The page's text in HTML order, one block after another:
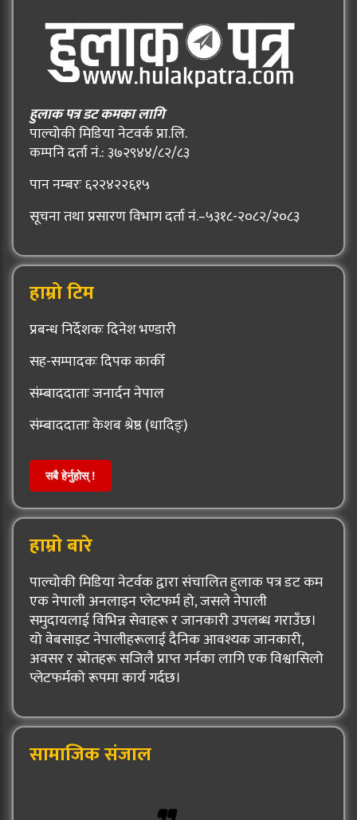
हुलाक पत्र डट कमका लागि
पाल्चोकी मिडिया नेटवर्क प्रा.लि.
कम्पनि दर्ता नं.: ३७२९४४/८२/८३
पान नम्बरः ६२२४२२६१५
सूचना तथा प्रसारण विभाग दर्ता नं.–५३१८-२०८२/२०८३
हाम्रो टिम
प्रबन्ध निर्देशकः दिनेश भण्डारी
सह-सम्पादकः दिपक कार्की
संम्बाददाताः जनार्दन नेपाल
संम्बाददाताः केशब श्रेष्ठ (धादिङ्)
सबै हेर्नुहोस् !
हाम्रो बारे
पाल्चोकी मिडिया नेटर्वक द्वारा संचालित हुलाक पत्र डट कम
एक नेपाली अनलाइन प्लेटफर्म हो, जसले नेपाली
समुदायलाई विभिन्न सेवाहरू र जानकारी उपलब्ध गराउँछ।
यो वेबसाइट नेपालीहरूलाई दैनिक आवश्यक जानकारी,
अवसर र स्रोतहरू सजिलै प्राप्त गर्नका लागि एक विश्वासिलो
प्लेटफर्मको रूपमा कार्य गर्दछ।
सामाजिक संजाल